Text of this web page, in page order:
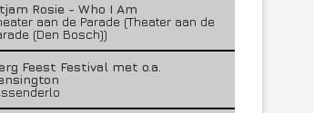
Rosie - Who I Am
aan de Parade (Theater aan de
(Den Bosch))
Feest Festival met o.a.